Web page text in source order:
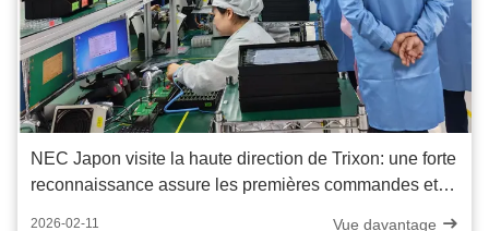
NEC Japon visite la haute direction de Trixon: une forte
reconnaissance assure les premières commandes et
2026-02-11 Vue davantage